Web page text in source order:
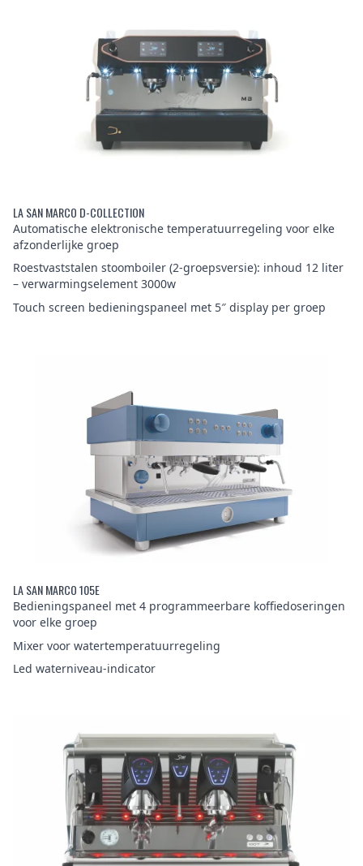
LA SAN MARCO D-COLLECTION
Automatische elektronische temperatuurregeling voor elke
afzonderlijke groep
Roestvaststalen stoomboiler (2-groepsversie): inhoud 12 liter
– verwarmingselement 3000w
Touch screen bedieningspaneel met 5″ display per groep
LA SAN MARCO 105E
Bedieningspaneel met 4 programmeerbare koffiedoseringen
voor elke groep
Mixer voor watertemperatuurregeling
Led waterniveau-indicator